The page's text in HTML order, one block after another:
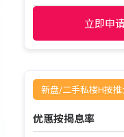
立即申
新盘/二手私楼H按推
优惠按揭息率